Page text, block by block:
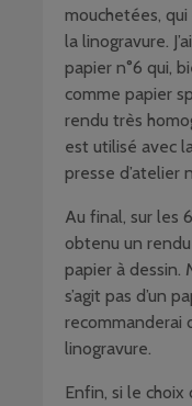
mouchetées,
la linogravure.
papier n°6 qui,
comme papier
rendu très
est utilisé avec
presse d’atelier
Au final, sur les
obtenu un
papier à dessin.
s’agit pas d’un
recommanderai
linogravure.
Enfin, si le choix